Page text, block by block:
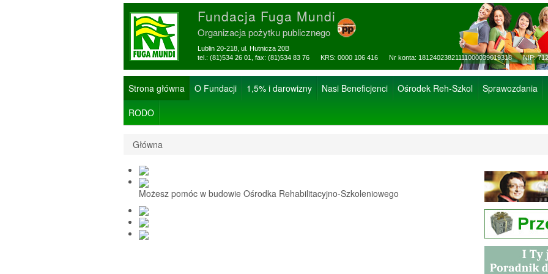
Fundacja Fuga Mundi
Organizacja pożytku publicznego
Lublin 20-218, ul. Hutnicza 20B
tel.: (81)534 26 01, fax: (81)534 83 76 KRS: 0000 106 416 Nr konta: 18124023821111000039019318 NIP:
Strona główna O Fundacji 1,5% i darowizny Nasi Beneficjenci Ośrodek Reh-Szkol Sprawozdania
RODO
Główna
Możesz pomóc w budowie Ośrodka Rehabilitacyjno-Szkoleniowego